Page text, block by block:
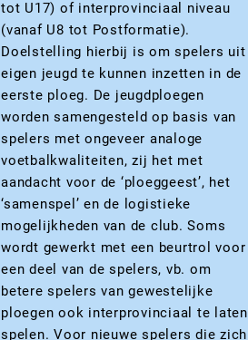
tot U17) of interprovinciaal niveau
(vanaf U8 tot Postformatie).
Doelstelling hierbij is om spelers uit
eigen jeugd te kunnen inzetten in de
eerste ploeg. De jeugdploegen
worden samengesteld op basis van
spelers met ongeveer analoge
voetbalkwaliteiten, zij het met
aandacht voor de ‘ploeggeest’, het
‘samenspel’ en de logistieke
mogelijkheden van de club. Soms
wordt gewerkt met een beurtrol voor
een deel van de spelers, vb. om
betere spelers van gewestelijke
ploegen ook interprovinciaal te laten
spelen. Voor nieuwe spelers die zich